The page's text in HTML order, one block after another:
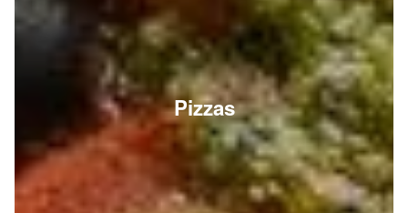
Pizzas